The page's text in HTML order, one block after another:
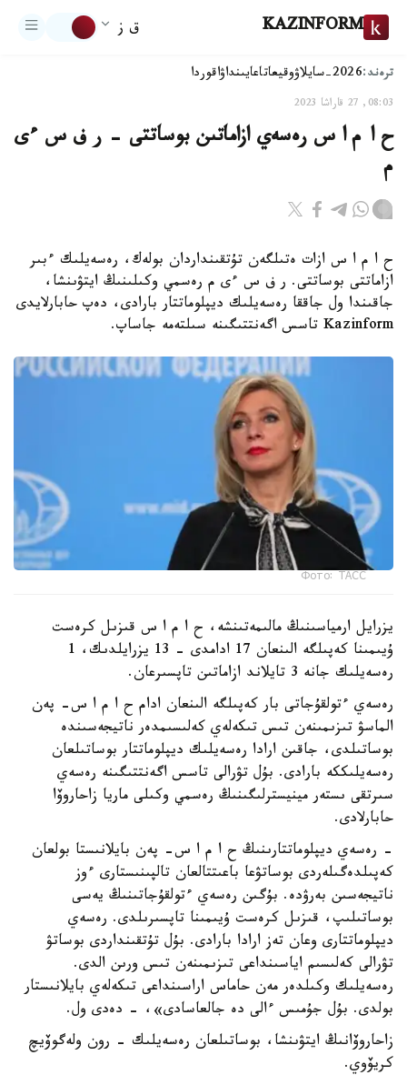
KAZINFORM ق ز
ترەند:2026-سايلاۋ وقيعاتاعايىنداۋاقوردا
08:03, 27 قاراشا 2023
ح ا م ا س رەسەي ازاماتىن بوساتتى – ر ف س ءى
م
ح ا م ا س ازات ەتىلگەن تۇتقىنداردان بولەك، رەسەيلىك ءبىر
ازاماتتى بوساتتى. ر ف س ءى م رەسمي وكىلىنىڭ ايتۋىنشا،
جاقىندا ول جاققا رەسەيلىك ديپلوماتتار بارادى، دەپ حابارلايدى
Kazinform تاسس اگەنتتىگىنە سىلتەمە جاساپ.
Фото: ТАСС
يزرايل ارمياسىنىڭ مالىمەتىنشە، ح ا م ا س قىزىل كرەست
ۇيىمىنا كەپىلگە الىنعان 17 ادامدى - 13 يزرايلدىك، 1
رەسەيلىك جانە 3 تايلاند ازاماتىن تاپسىرعان.
رەسەي ءتولقۇجاتى بار كەپىلگە الىنعان ادام ح ا م ا س- پەن
الماسۋ تىزىمىنەن تىس تىكەلەي كەلىسىمدەر ناتيجەسىندە
بوساتىلدى، جاقىن ارادا رەسەيلىك ديپلوماتتار بوساتىلعان
رەسەيلىككە بارادى. بۇل تۋرالى تاسس اگەنتتىگىنە رەسەي
سىرتقى ىستەر مينيسترلىگىنىڭ رەسمي وكىلى ماريا زاحاروۆا
حابارلادى.
- رەسەي ديپلوماتتارىنىڭ ح ا م ا س- پەن بايلانىستا بولعان
كەپىلدەگىلەردى بوساتۋعا باعىتتالعان تالپىنىستارى ءوز
ناتيجەسىن بەرۋدە. بۇگىن رەسەي ءتولقۇجاتىنىڭ يەسى
بوساتىلىپ، قىزىل كرەست ۇيىمىنا تاپسىرىلدى. رەسەي
ديپلوماتتارى وعان تەز ارادا بارادى. بۇل تۇتقىنداردى بوساتۋ
تۋرالى كەلىسىم اياسىنداعى تىزىمىنەن تىس ورىن الدى.
رەسەيلىك وكىلدەر مەن حاماس اراسىنداعى تىكەلەي بايلانىستار
بولدى. بۇل جۇمىس ءالى دە جالعاسادى»، - دەدى ول.
زاحاروۆانىڭ ايتۋىنشا، بوساتىلعان رەسەيلىك - رون ولەگوۆيچ
كريۆوي.